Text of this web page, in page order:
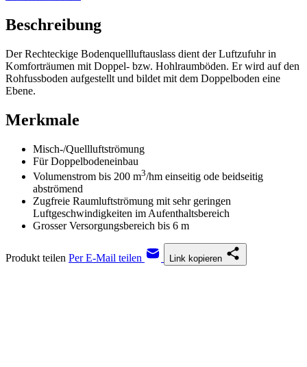
Beschreibung
Der Rechteckige Bodenquellluftauslass dient der Luftzufuhr in
Komforträumen mit Doppel- bzw. Hohlraumböden. Er wird auf den
Rohfussboden aufgestellt und bildet mit dem Doppelboden eine
Ebene.
Merkmale
Misch-/Quellluftströmung
Für Doppelbodeneinbau
Volumenstrom bis 200 m3/hm einseitig ode beidseitig
abströmend
Zugfreie Raumluftströmung mit sehr geringen
Luftgeschwindigkeiten im Aufenthaltsbereich
Grosser Versorgungsbereich bis 6 m
Produkt teilen Per E-Mail teilen Link kopieren